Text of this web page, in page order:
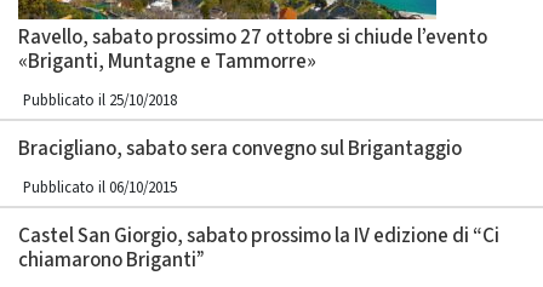
Ravello, sabato prossimo 27 ottobre si chiude l’evento
«Briganti, Muntagne e Tammorre»
Pubblicato il 25/10/2018
Bracigliano, sabato sera convegno sul Brigantaggio
Pubblicato il 06/10/2015
Castel San Giorgio, sabato prossimo la IV edizione di “Ci
chiamarono Briganti”